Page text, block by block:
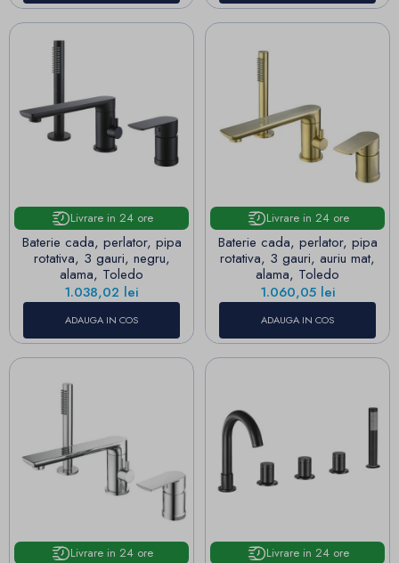
Livrare in 24 ore
Baterie cada, perlator, pipa
rotativa, 3 gauri, negru,
alama, Toledo
Pret
1.038,02 lei
ADAUGA IN COS
Livrare in 24 ore
Baterie cada, perlator, pipa
rotativa, 3 gauri, auriu mat,
alama, Toledo
Pret
1.060,05 lei
ADAUGA IN COS
Livrare in 24 ore Livrare in 24 ore